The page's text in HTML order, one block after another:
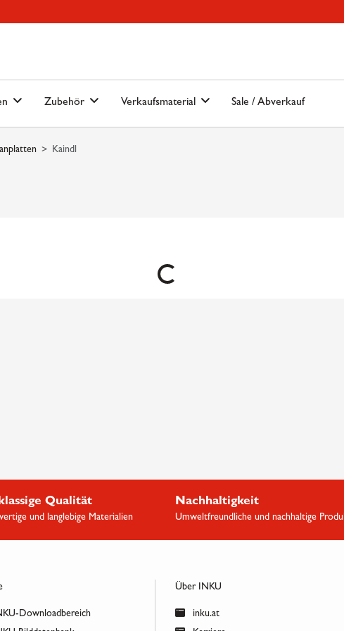
Zubehör Verkaufsmaterial Sale / Abverkauf
Kaindl
Loading...
Qualität
und langlebige Materialien
Nachhaltigkeit
Umweltfreundliche und nachhaltige
Downloadbereich
Über INKU
inku.at